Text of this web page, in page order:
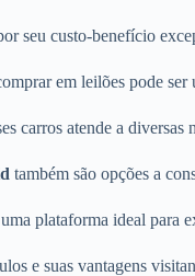
seu custo-benefício
em leilões pode
carros atende a
também são opções a
plataforma ideal para
e suas vantagens